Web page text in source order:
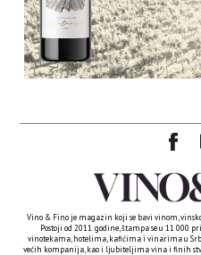
Vino & Fino je magazin koji se bavi vinom,
Postoji od 2011. godine, štampa se u 11
vinotekama, hotelima, kafićima i vinarima u
većih kompanija, kao i ljubiteljima vina i finih